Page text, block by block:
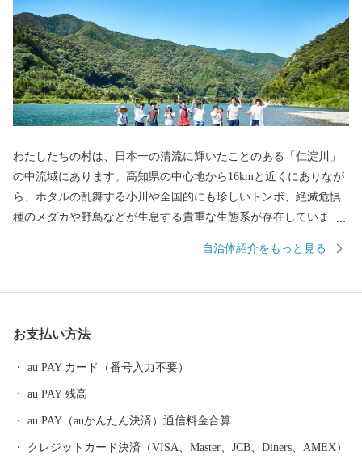
わたしたちの村は、日本一の清流に輝いたことのある「仁淀川」
の中流域にあります。高知県の中心地から16kmと近くにありなが
ら、ホタルの乱舞する小川や全国的にも珍しいトンボ、絶滅危惧
種のメダカや野鳥などが生息する貴重な生態系が存在していま
ている小村神社には国宝指定の「金銅荘環頭太刀」を保管してお
和紙の生産する世界一薄い和紙など、この村にしかないものも多
豊かな自然と活気ある村の雰囲気を体験しに、日高村へお越しく
ださい。
自治体紹介をもっと見る
お支払い方法
au PAY カード（番号入力不要）
au PAY 残高
au PAY（auかんたん決済）通信料金合算
クレジットカード決済（VISA、Master、JCB、Diners、AMEX）